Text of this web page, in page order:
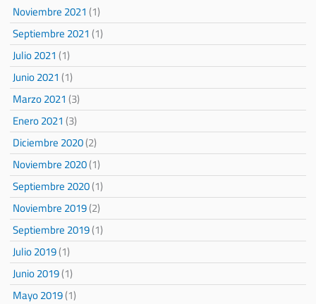
Noviembre 2021(1)
Septiembre 2021(1)
Julio 2021(1)
Junio 2021(1)
Marzo 2021(3)
Enero 2021(3)
Diciembre 2020(2)
Noviembre 2020(1)
Septiembre 2020(1)
Noviembre 2019(2)
Septiembre 2019(1)
Julio 2019(1)
Junio 2019(1)
Mayo 2019(1)